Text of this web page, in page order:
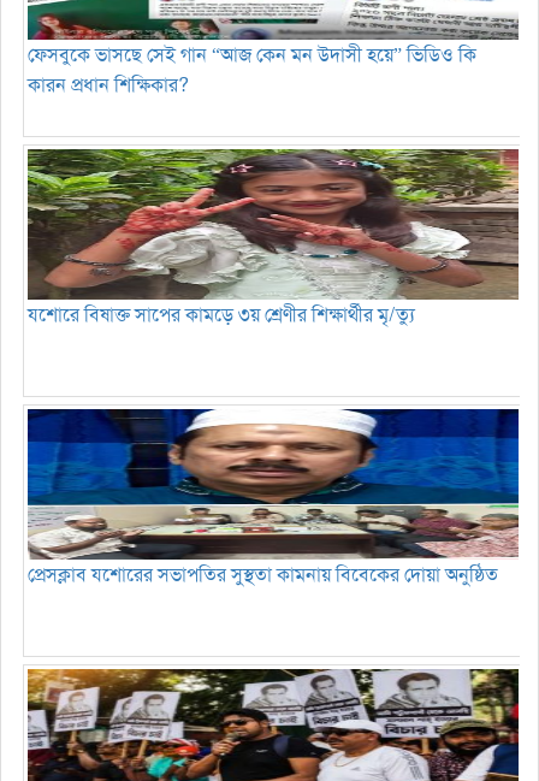
ফেসবুকে ভাসছে সেই গান “আজ কেন মন উদাসী হয়ে” ভিডিও কি
কারন প্রধান শিক্ষিকার?
যশোরে বিষাক্ত সাপের কামড়ে ৩য় শ্রেণীর শিক্ষার্থীর মৃ/ত্যু
প্রেসক্লাব যশোরের সভাপতির সুস্থতা কামনায় বিবেকের দোয়া অনুষ্ঠিত